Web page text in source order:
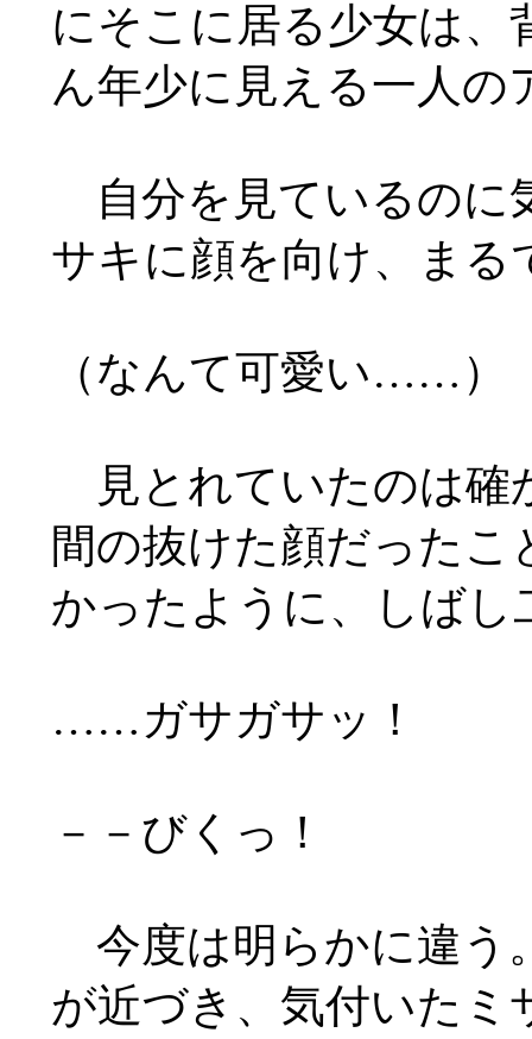
にそこに居る少女は
ん年少に見える一人の
自分を見ているのに
サキに顔を向け、まる
（なんて可愛い…… ）
見とれていたのは確
間の抜けた顔だった
かったように、しばし
……ガサガサッ！
－－びくっ！
今度は明らかに違う
が近づき、気付いたミ